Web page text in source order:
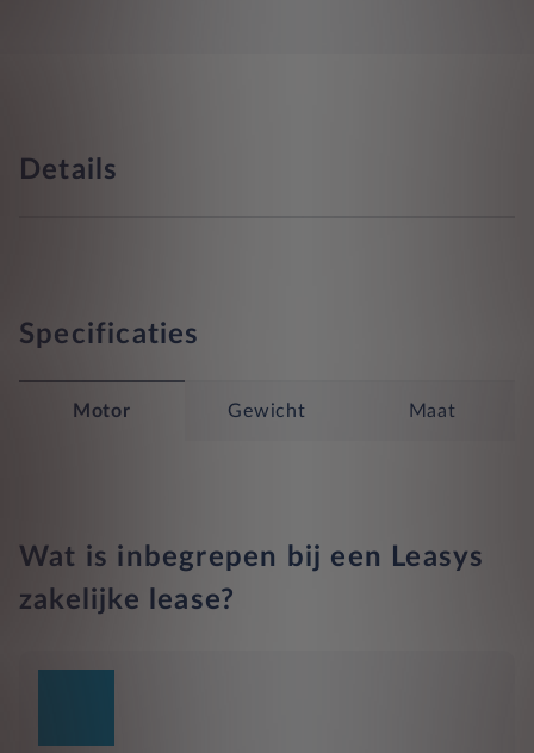
Details
Specificaties
Motor Gewicht Maat
Wat is inbegrepen bij een Leasys
zakelijke lease?